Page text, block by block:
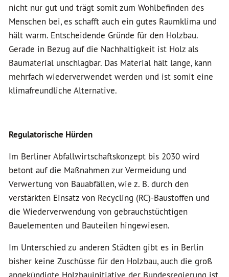
nicht nur gut und trägt somit zum Wohlbefinden des
Menschen bei, es schafft auch ein gutes Raumklima und
hält warm. Entscheidende Gründe für den Holzbau.
Gerade in Bezug auf die Nachhaltigkeit ist Holz als
Baumaterial unschlagbar. Das Material hält lange, kann
mehrfach wiederverwendet werden und ist somit eine
klimafreundliche Alternative.
Regulatorische Hürden
Im Berliner Abfallwirtschaftskonzept bis 2030 wird
betont auf die Maßnahmen zur Vermeidung und
Verwertung von Bauabfällen, wie z. B. durch den
verstärkten Einsatz von Recycling (RC)-Baustoffen und
die Wiederverwendung von gebrauchstüchtigen
Bauelementen und Bauteilen hingewiesen.
Im Unterschied zu anderen Städten gibt es in Berlin
bisher keine Zuschüsse für den Holzbau, auch die groß